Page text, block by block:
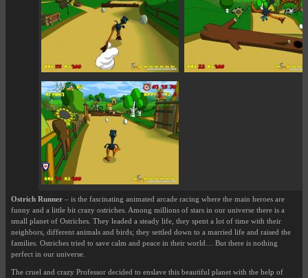
Ostrich Runner – is the fascinating animated arcade racing where the main heroes are
funny and a little bit crazy ostriches. Among millions of stars in our universe there is a
small planet of Ostriches. They leaded a steady life, they spent a lot of time with their
neighbors, different animals and birds; they settled down to a married life and raised the
families. Ostriches tried to save calm and peace in their world… But there is nothing
perfect in our universe.
The cruel and crazy Professor decided to enslave this beautiful planet with the help of